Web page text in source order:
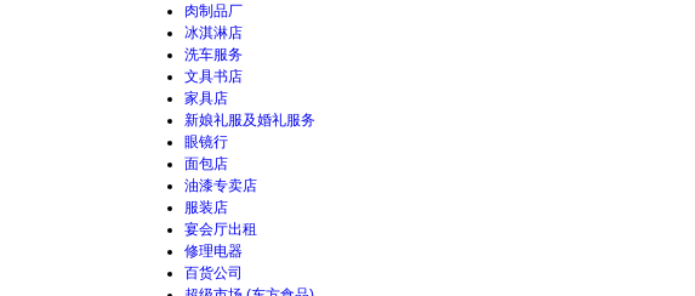
肉制品厂
冰淇淋店
洗车服务
文具书店
家具店
新娘礼服及婚礼服务
眼镜行
面包店
油漆专卖店
服装店
宴会厅出租
修理电器
百货公司